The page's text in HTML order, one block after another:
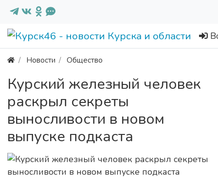
Новости Общество
Курский железный человек
раскрыл секреты
выносливости в новом
выпуске подкаста